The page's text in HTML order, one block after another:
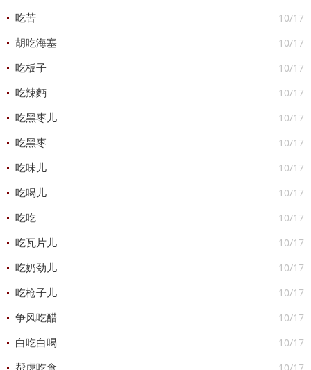
10/17
吃苦
10/17
胡吃海塞
10/17
吃板子
10/17
吃辣麪
10/17
吃黑枣儿
10/17
吃黑枣
10/17
吃味儿
10/17
吃喝儿
10/17
吃吃
10/17
吃瓦片儿
10/17
吃奶劲儿
10/17
吃枪子儿
10/17
争风吃醋
10/17
白吃白喝